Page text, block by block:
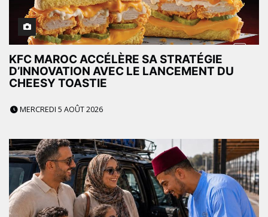
KFC MAROC ACCÉLÈRE SA STRATÉGIE
D’INNOVATION AVEC LE LANCEMENT DU
CHEESY TOASTIE
MERCREDI 5 AOÛT 2026